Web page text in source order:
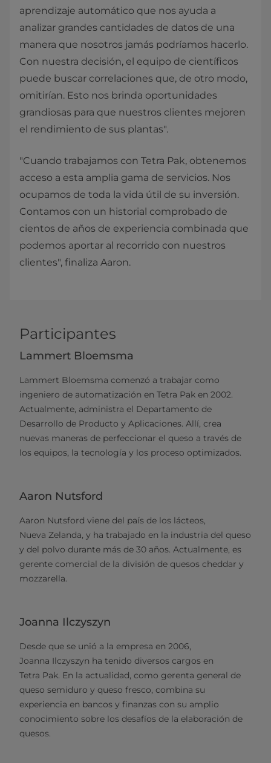
aprendizaje automático que nos ayuda a
analizar grandes cantidades de datos de una
manera que nosotros jamás podríamos hacerlo.
Con nuestra decisión, el equipo de científicos
puede buscar correlaciones que, de otro modo,
omitirían. Esto nos brinda oportunidades
grandiosas para que nuestros clientes mejoren
el rendimiento de sus plantas".
"Cuando trabajamos con Tetra Pak, obtenemos
acceso a esta amplia gama de servicios. Nos
ocupamos de toda la vida útil de su inversión.
Contamos con un historial comprobado de
cientos de años de experiencia combinada que
podemos aportar al recorrido con nuestros
clientes", finaliza Aaron.
Participantes
Lammert Bloemsma
Lammert Bloemsma comenzó a trabajar como
ingeniero de automatización en Tetra Pak en 2002.
Actualmente, administra el Departamento de
Desarrollo de Producto y Aplicaciones. Allí, crea
nuevas maneras de perfeccionar el queso a través de
los equipos, la tecnología y los proceso optimizados.
Aaron Nutsford
Aaron Nutsford viene del país de los lácteos,
Nueva Zelanda, y ha trabajado en la industria del queso
y del polvo durante más de 30 años. Actualmente, es
gerente comercial de la división de quesos cheddar y
mozzarella.
Joanna Ilczyszyn
Desde que se unió a la empresa en 2006,
Joanna Ilczyszyn ha tenido diversos cargos en
Tetra Pak. En la actualidad, como gerenta general de
queso semiduro y queso fresco, combina su
experiencia en bancos y finanzas con su amplio
conocimiento sobre los desafíos de la elaboración de
quesos.